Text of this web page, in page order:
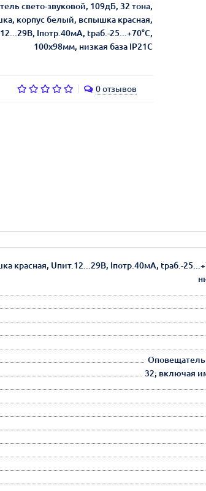
свето-звуковой, 109дБ, 32 тона,
корпус белый, вспышка красная,
Iпотр.40мА, tраб.-25...+70°С,
100х98мм, низкая база IP21C
0 отзывов
красная, Uпит.12...29В, Iпотр.40мА, tраб.-
Оповещатель
32; включая